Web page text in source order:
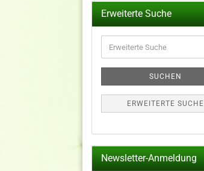
Erweiterte Suche
Suche
SUCHEN
ERWEITERTE SUCHE
Newsletter-Anmeldung